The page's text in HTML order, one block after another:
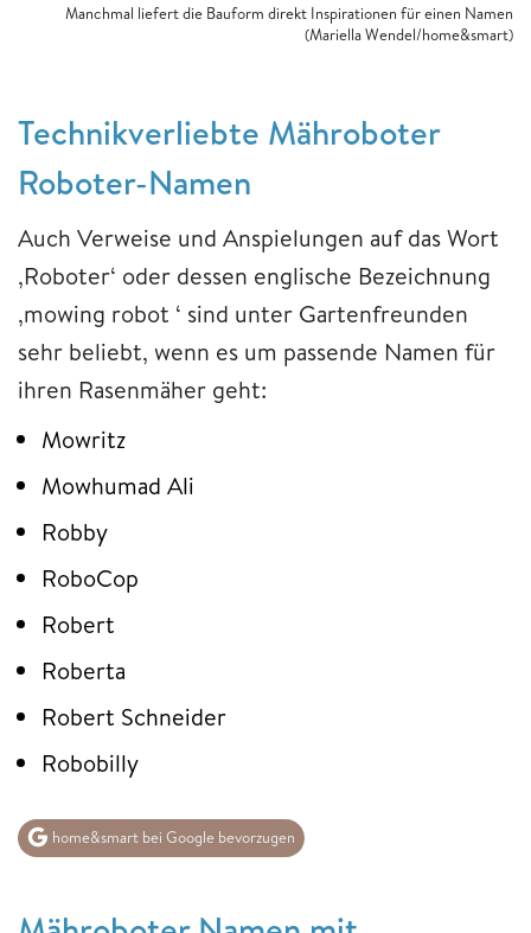
Manchmal liefert die Bauform direkt Inspirationen für einen Namen
(Mariella Wendel/home&smart)
Technikverliebte Mähroboter
Roboter-Namen
Auch Verweise und Anspielungen auf das Wort
‚Roboter‘ oder dessen englische Bezeichnung
‚mowing robot ‘ sind unter Gartenfreunden
sehr beliebt, wenn es um passende Namen für
ihren Rasenmäher geht:
Mowritz
Mowhumad Ali
Robby
RoboCop
Robert
Roberta
Robert Schneider
Robobilly
home&smart bei Google bevorzugen